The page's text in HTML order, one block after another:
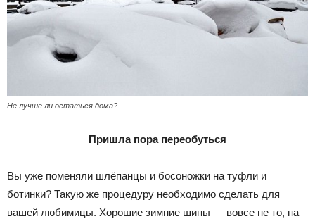
Не лучше ли остаться дома?
Пришла пора переобуться
Вы уже поменяли шлёпанцы и босоножки на туфли и
ботинки? Такую же процедуру необходимо сделать для
вашей любимицы. Хорошие зимние шины — вовсе не то, на